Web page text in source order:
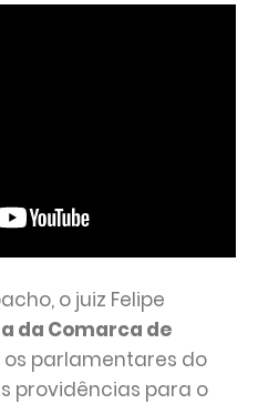
o juiz Felipe
da Comarca de
os parlamentares do
providências para o